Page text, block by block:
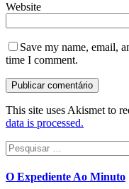
Website
Save my name, email,
time I comment.
This site uses Akismet to
data is processed.
Pesquisar
por:
O Expediente Ao Minuto